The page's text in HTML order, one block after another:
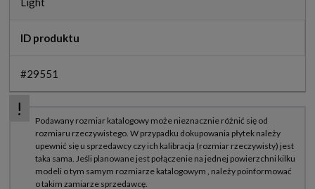
ID produktu
#29551